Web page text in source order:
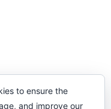
teléfono, que
to ensure the
and improve our